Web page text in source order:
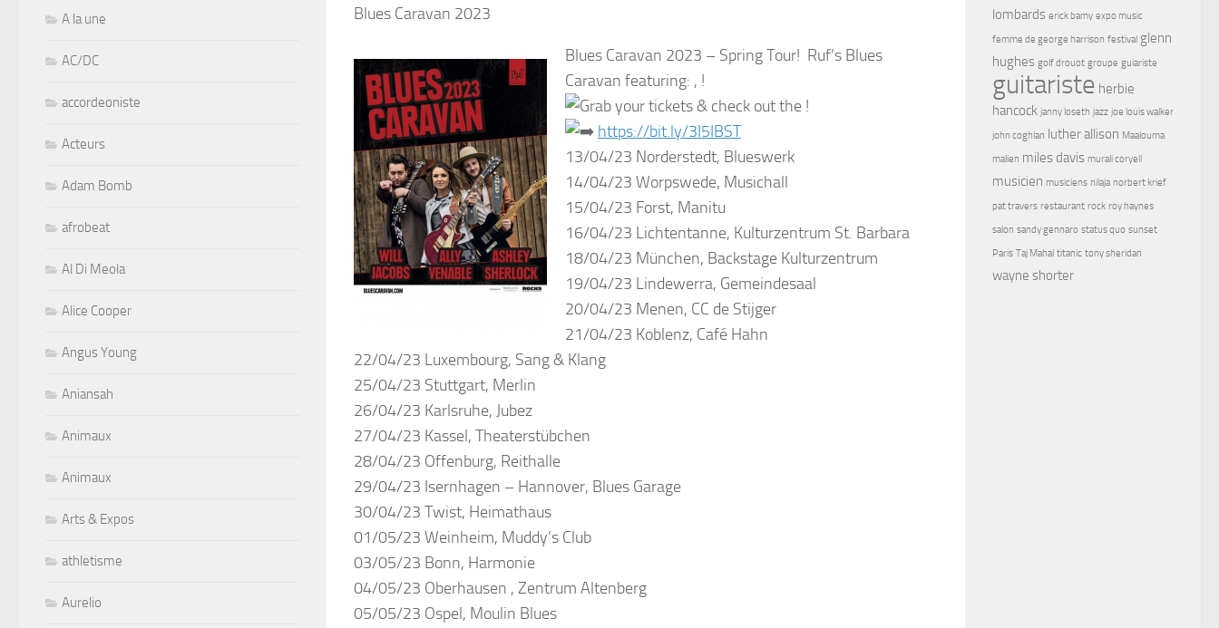
Blues Caravan 2023
Blues Caravan 2023 – Spring Tour! Ruf’s Blues
Caravan featuring: , !
Grab your tickets & check out the !
https://bit.ly/3I5IBST
13/04/23 Norderstedt, Blueswerk
14/04/23 Worpswede, Musichall
15/04/23 Forst, Manitu
16/04/23 Lichtentanne, Kulturzentrum St. Barbara
18/04/23 München, Backstage Kulturzentrum
19/04/23 Lindewerra, Gemeindesaal
20/04/23 Menen, CC de Stijger
21/04/23 Koblenz, Café Hahn
22/04/23 Luxembourg, Sang & Klang
25/04/23 Stuttgart, Merlin
26/04/23 Karlsruhe, Jubez
27/04/23 Kassel, Theaterstübchen
28/04/23 Offenburg, Reithalle
29/04/23 Isernhagen – Hannover, Blues Garage
30/04/23 Twist, Heimathaus
01/05/23 Weinheim, Muddy’s Club
03/05/23 Bonn, Harmonie
04/05/23 Oberhausen , Zentrum Altenberg
05/05/23 Ospel, Moulin Blues
A la une
AC/DC
accordeoniste
Acteurs
Adam Bomb
afrobeat
Al Di Meola
Alice Cooper
Angus Young
Aniansah
Animaux
Animaux
Arts & Expos
athletisme
Aurelio
lombards erick bamy expo music
femme de george harrison festival glenn
hughes golf drouot groupe guiariste
guitariste herbie
hancock janny loseth jazz joe louis walker
john coghlan luther allison Maalouma
malien miles davis murali coryell
musicien musiciens nilaja norbert krief
pat travers restaurant rock roy haynes
salon sandy gennaro status quo sunset
Paris Taj Mahal titanic tony sheridan
wayne shorter